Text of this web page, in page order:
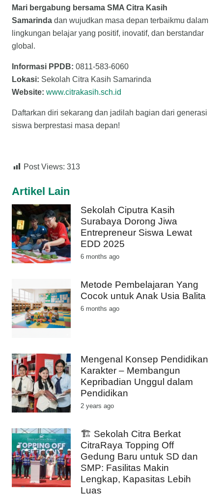
Mari bergabung bersama SMA Citra Kasih
Samarinda dan wujudkan masa depan terbaikmu dalam
lingkungan belajar yang positif, inovatif, dan berstandar
global.
Informasi PPDB: 0811-583-6060
Lokasi: Sekolah Citra Kasih Samarinda
Website: www.citrakasih.sch.id
Daftarkan diri sekarang dan jadilah bagian dari generasi
siswa berprestasi masa depan!
Post Views: 313
Artikel Lain
Sekolah Ciputra Kasih
Surabaya Dorong Jiwa
Entrepreneur Siswa Lewat
EDD 2025
6 months ago
Metode Pembelajaran Yang
Cocok untuk Anak Usia Balita
6 months ago
Mengenal Konsep Pendidikan
Karakter – Membangun
Kepribadian Unggul dalam
Pendidikan
2 years ago
🏗️ Sekolah Citra Berkat
CitraRaya Topping Off
Gedung Baru untuk SD dan
SMP: Fasilitas Makin
Lengkap, Kapasitas Lebih
Luas